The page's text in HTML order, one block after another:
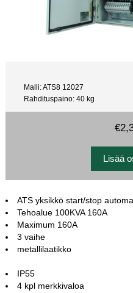
Malli: ATS8 12027
Rahdituspaino: 40 kg
ATS yksikkö start/stop
Tehoalue 100KVA 160A
Maximum 160A
3 vaihe
metallilaatikko
IP55
4 kpl merkkivaloa